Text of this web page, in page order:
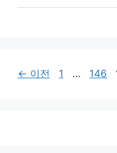
← 이전
페
1 …
페
146